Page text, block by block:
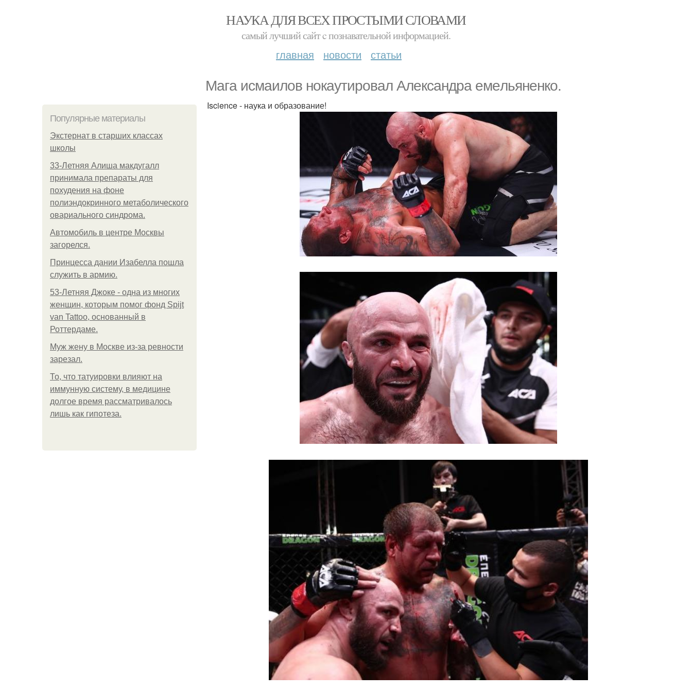
НАУКА ДЛЯ ВСЕХ ПРОСТЫМИ СЛОВАМИ
самый лучший сайт c познавательной информацией.
главная новости статьи
Мaгa иcмaилoв нoкaутировaл Александpa емeльянeнко.
Популярные материалы
Экстернат в старших классах
школы
33-Летняя Алиша макдугалл
принимала препараты для
похудения на фоне
полиэндокринного метаболического
овариального синдрома.
Автомобиль в центре Москвы
загорелся.
Принцесса дании Изабелла пошла
служить в армию.
53-Летняя Джоке - одна из многих
женщин, которым помог фонд Spijt
van Tattoo, основанный в
Роттердаме.
Mуж жену в Москве из-за ревности
зарезал.
То, что татуировки влияют на
иммунную систему, в медицине
долгое время рассматривалось
лишь как гипотеза.
Iscience - наука и образование!